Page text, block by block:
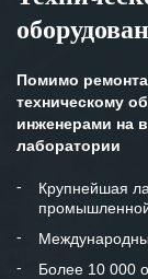
Помимо
техническому
инженерами на
лаборатории
Крупнейшая
Более 10 000